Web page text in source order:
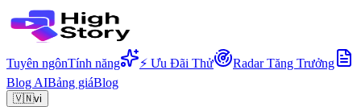
Tuyên ngônTính năng ⚡ Ưu Đãi Thử
Radar Tăng Trưởng
Blog AIBảng giáBlog
🇻🇳vi